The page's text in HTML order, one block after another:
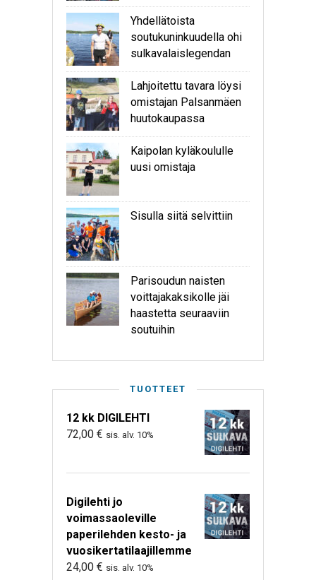
Yhdellätoista
soutukuninkuudella ohi
sulkavalaislegendan
Lahjoitettu tavara löysi
omistajan Palsanmäen
huutokaupassa
Kaipolan kyläkoululle
uusi omistaja
Sisulla siitä selvittiin
Parisoudun naisten
voittajakaksikolle jäi
haastetta seuraaviin
soutuihin
TUOTTEET
12 kk DIGILEHTI
72,00 € sis. alv. 10%
Digilehti jo
voimassaoleville
paperilehden kesto- ja
vuosikertatilaajillemme
24,00 € sis. alv. 10%